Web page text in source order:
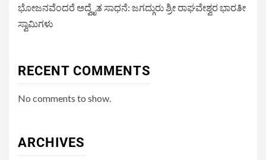
ಭೋಜನವೆಂದರೆ ಅದ್ವೈತ ಸಾಧನೆ: ಜಗದ್ಗುರು ಶ್ರೀ ರಾಘವೇಶ್ವರ ಭಾರತೀ
ಸ್ವಾಮಿಗಳು
RECENT COMMENTS
No comments to show.
ARCHIVES